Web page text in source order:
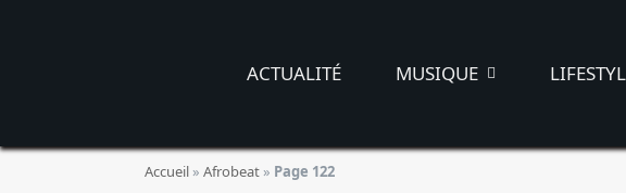
ACTUALITÉ MUSIQUE
Accueil» Afrobeat» Page 122